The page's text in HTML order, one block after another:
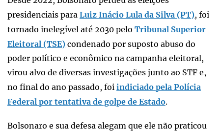
presidenciais para Luiz Inácio Lula da Silva (PT), foi
tornado inelegível até 2030 pelo Tribunal Superior
Eleitoral (TSE) condenado por suposto abuso do
poder político e econômico na campanha eleitoral,
virou alvo de diversas investigações junto ao STF e,
no final do ano passado, foi indiciado pela Polícia
Federal por tentativa de golpe de Estado.
Bolsonaro e sua defesa alegam que ele não praticou